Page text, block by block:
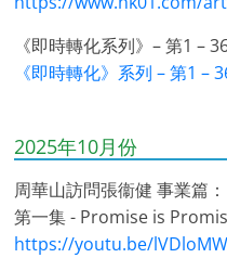
《即時轉化系列》– 第1 –
《即時轉化》系列 – 第1 –
2025年10月份
周華山訪問張衞健 事業篇：
第一集 - Promise is
https://youtu.be/